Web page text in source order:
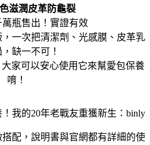
滋潤皮革防龜裂
萬瓶售出！實證有效
一次把清潔劑、光感膜、皮革乳
缺一不可！
家可以安心使用它來幫愛包保養
唷！
配，說明書與官網都有詳細的使